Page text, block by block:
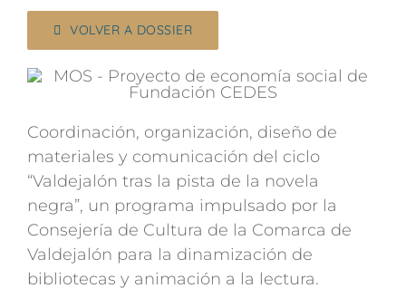
VOLVER A DOSSIER
Coordinación, organización, diseño de
materiales y comunicación del ciclo
“Valdejalón tras la pista de la novela
negra”, un programa impulsado por la
Consejería de Cultura de la Comarca de
Valdejalón para la dinamización de
bibliotecas y animación a la lectura.